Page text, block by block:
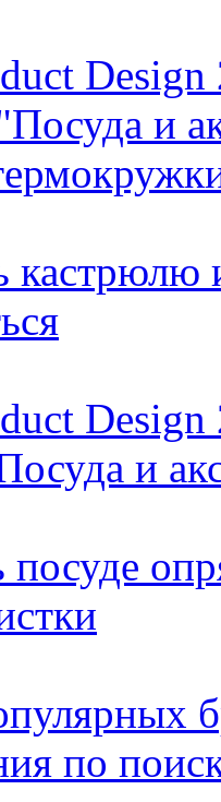
Design
и
кастрюлю
Design
и
посуде
по